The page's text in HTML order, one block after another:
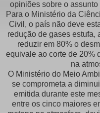
opiniões sobre o
Para o Ministério da
Civil, o país não deve
redução de gases estufa,
reduzir em 80% o
equivale ao corte de 20%
na
O Ministério do Meio
se comprometa a
emitida durante este
entre os cinco maiores